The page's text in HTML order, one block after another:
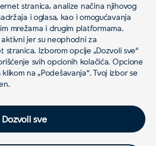
stranica, analize načina njihovog
i oglasa, kao i omogućavanja
mrežama i drugim platformama.
jer su neophodni za
stranica. Izborom opcije „Dozvoli sve“
svih opcionih kolačića. Opcione
na „Podešavanja“. Tvoj izbor se
Dozvoli sve